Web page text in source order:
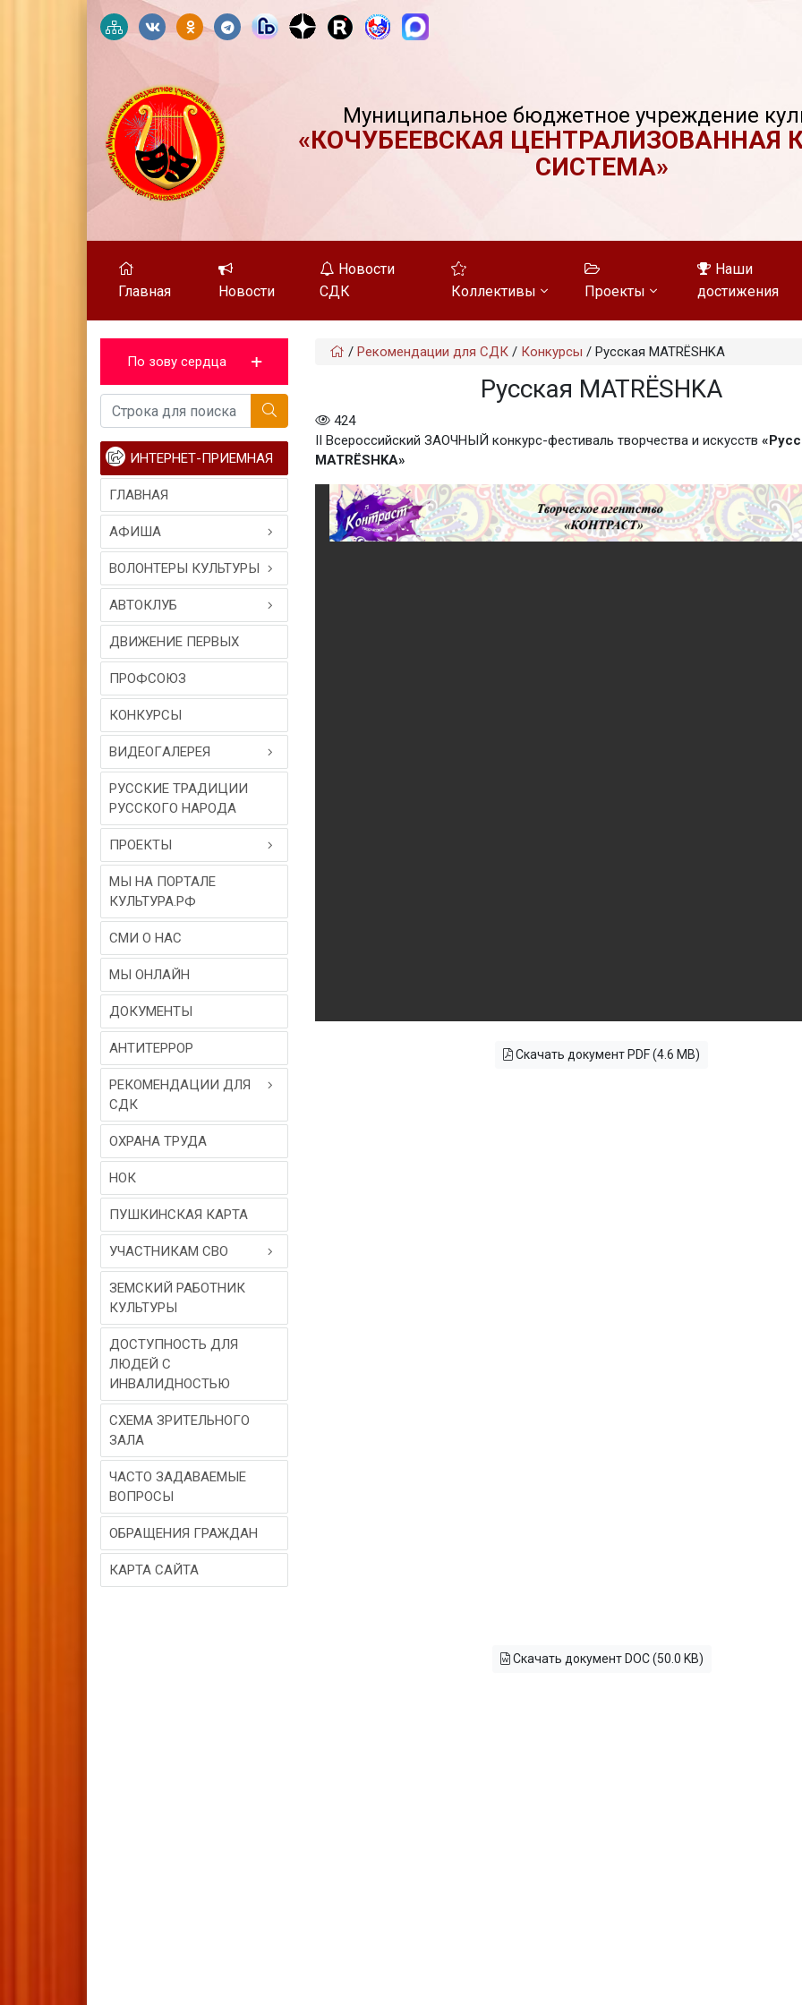
Муниципальное бюджетное учреждение
«КОЧУБЕЕВСКАЯ ЦЕНТРАЛИЗОВАННАЯ
СИСТЕМА»
Главная Новости
Новости
СДК
Коллективы Проекты
Наши
достижения
По зову сердца
ИНТЕРНЕТ-ПРИЕМНАЯ
ГЛАВНАЯ
АФИША
ВОЛОНТЕРЫ КУЛЬТУРЫ
АВТОКЛУБ
ДВИЖЕНИЕ ПЕРВЫХ
ПРОФСОЮЗ
КОНКУРСЫ
ВИДЕОГAЛЕРЕЯ
РУССКИЕ ТРАДИЦИИ
РУССКОГО НАРОДА
ПРОЕКТЫ
МЫ НА ПОРТАЛЕ
КУЛЬТУРА.РФ
СМИ О НАС
МЫ ОНЛАЙН
ДОКУМЕНТЫ
АНТИТЕРРОР
РЕКОМЕНДАЦИИ ДЛЯ
СДК
ОХРАНА ТРУДА
НОК
ПУШКИНСКАЯ КАРТА
УЧАСТНИКАМ СВО
ЗЕМСКИЙ РАБОТНИК
КУЛЬТУРЫ
ДОСТУПНОСТЬ ДЛЯ
ЛЮДЕЙ С
ИНВАЛИДНОСТЬЮ
СХЕМА ЗРИТЕЛЬНОГО
ЗАЛА
ЧАСТО ЗАДАВАЕМЫЕ
ВОПРОСЫ
ОБРАЩЕНИЯ ГРАЖДАН
КАРТА САЙТА
/ Рекомендации для СДК/ Конкурсы / Русская MATRЁSHKA
Русская MATRЁSHKA
424
II Всероссийский ЗАОЧНЫЙ конкурс-фестиваль творчества и искусств
MATRЁSHKA»
Скачать документ PDF (4.6 MB)
Скачать документ DOC (50.0 KB)